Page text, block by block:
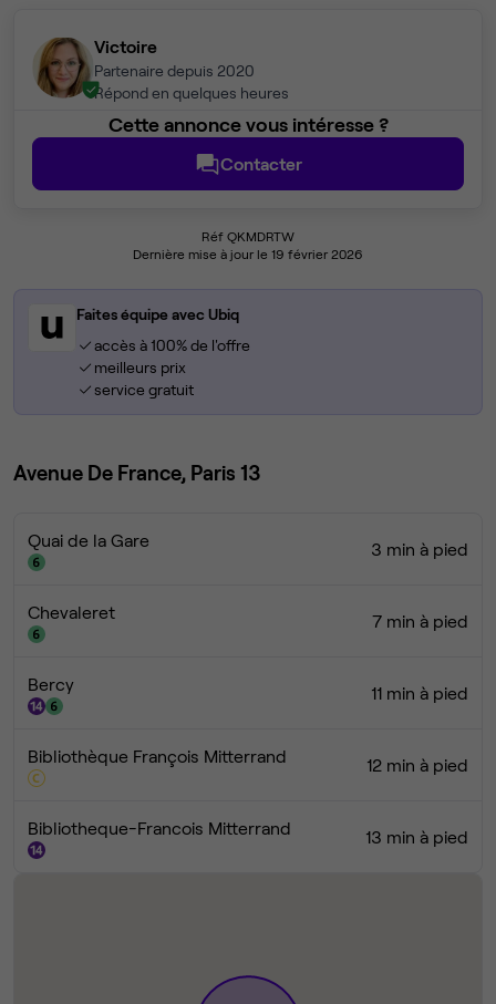
Victoire
Partenaire depuis 2020
Répond en quelques heures
Cette annonce vous intéresse ?
Contacter
Réf QKMDRTW
Dernière mise à jour le 19 février 2026
Faites équipe avec Ubiq
accès à 100% de l'offre
meilleurs prix
service gratuit
Avenue De France, Paris 13
Quai de la Gare 3 min à pied
Chevaleret 7 min à pied
Bercy 11 min à pied
Bibliothèque François Mitterrand 12 min à pied
Bibliotheque-Francois Mitterrand 13 min à pied